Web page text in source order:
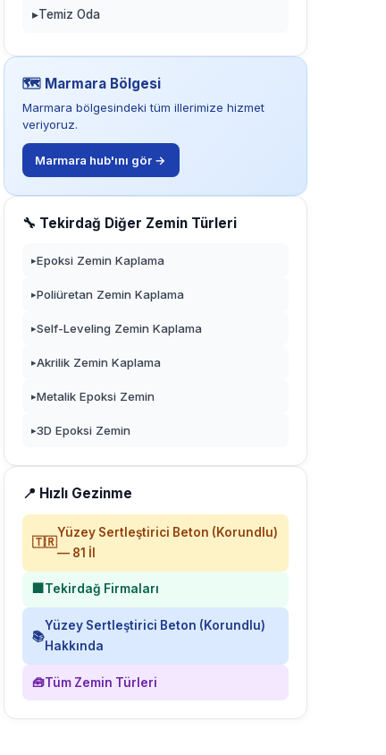
▸Temiz Oda
🗺️ Marmara Bölgesi
Marmara bölgesindeki tüm illerimize hizmet
veriyoruz.
Marmara hub'ını gör →
🔧 Tekirdağ Diğer Zemin Türleri
▸Epoksi Zemin Kaplama
▸Poliüretan Zemin Kaplama
▸Self-Leveling Zemin Kaplama
▸Akrilik Zemin Kaplama
▸Metalik Epoksi Zemin
▸3D Epoksi Zemin
📍 Hızlı Gezinme
🇹🇷
Yüzey Sertleştirici Beton (Korundlu)
— 81 İl
🏢 Tekirdağ Firmaları
📚
Yüzey Sertleştirici Beton (Korundlu)
Hakkında
🧰Tüm Zemin Türleri